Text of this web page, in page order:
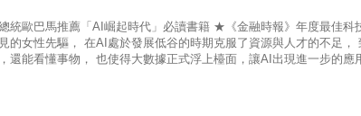
歐巴馬推薦「AI崛起時代」必讀書籍 ★《金融時報》年度最佳
女性先驅， 在AI處於發展低谷的時期克服了資源與人才的不足，
還能看懂事物， 也使得大數據正式浮上檯面，讓AI出現進一步的應
志向完成了學業，並從物理轉向AI領域， 之後更決定用AI幫助人
她強調，AI未來發展必須顧及人性尊嚴， 更重要的是，在認清「AI